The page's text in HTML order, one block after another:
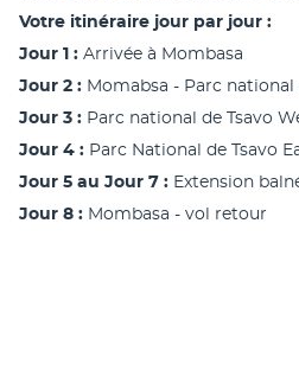
Votre itinéraire jour par jour :
Jour 1 : Arrivée à Mombasa
Jour 2 : Momabsa - Parc national
Jour 3 : Parc national de Tsavo
Jour 4 : Parc National de Tsavo
Jour 5 au Jour 7 : Extension
Jour 8 : Mombasa - vol retour